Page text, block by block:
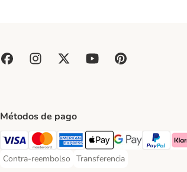
Métodos de pago
Visa Payment Method
Mastercard Payment Method
American Express Payment Method
Apple Pay Payment
Google PayPayPal
Contra-reembolso
Contra-reembolso Payment Method
Transferencia
Transferencia Payment Method